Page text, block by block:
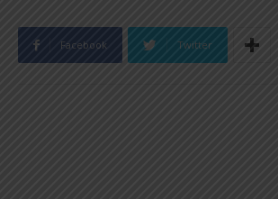
Facebook Twitter